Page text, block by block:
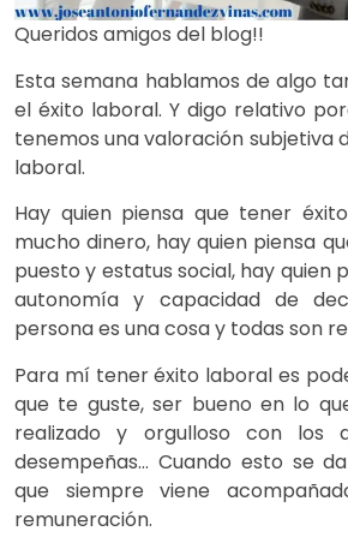
Queridos amigos del blog!!
Esta semana hablamos de algo
el éxito laboral. Y digo relativo
tenemos una valoración subjetiva
laboral.
Hay quien piensa que tener
mucho dinero, hay quien piensa
puesto y estatus social, hay quien
autonomía y capacidad de
persona es una cosa y todas son
Para mí tener éxito laboral es
que te guste, ser bueno en lo
realizado y orgulloso con los
desempeñas… Cuando esto se
que siempre viene
remuneración.